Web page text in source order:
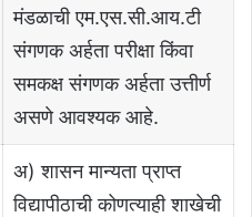
मंडळाची एम.एस.सी.आय.टी
संगणक अर्हता परीक्षा किंवा
समकक्ष संगणक अर्हता उत्तीर्ण
असणे आवश्यक आहे.
अ) शासन मान्यता प्राप्त
विद्यापीठाची कोणत्याही शाखेची